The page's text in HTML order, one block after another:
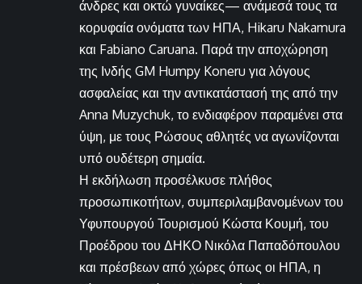
άνδρες και οκτώ γυναίκες— ανάμεσά τους τα
κορυφαία ονόματα των ΗΠΑ, Hikaru Nakamura
και Fabiano Caruana. Παρά την αποχώρηση
της Ινδής GM Humpy Koneru για λόγους
ασφαλείας και την αντικατάστασή της από την
Anna Muzychuk, το ενδιαφέρον παραμένει στα
ύψη, με τους Ρώσους αθλητές να αγωνίζονται
υπό ουδέτερη σημαία.
Η εκδήλωση προσέλκυσε πλήθος
προσωπικοτήτων, συμπεριλαμβανομένων του
Υφυπουργού Τουρισμού Κώστα Κουμή, του
Προέδρου του ΔΗΚΟ Νικόλα Παπαδόπουλου
και πρέσβεων από χώρες όπως οι ΗΠΑ, η